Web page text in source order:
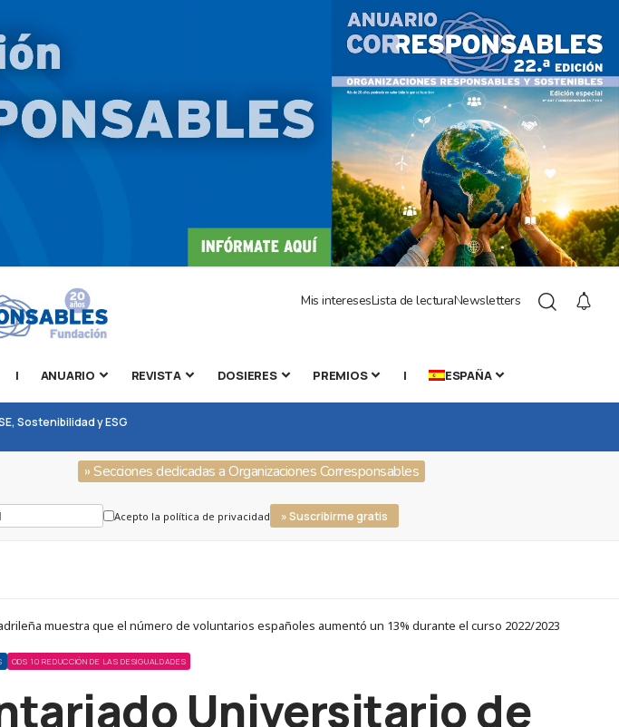
Mis interesesLista de lecturaNewsletters
| ANUARIO REVISTA DOSIERES PREMIOS | ESPAÑA
Sostenibilidad y ESG
» Secciones dedicadas a Organizaciones Corresponsables
Acepto la política de privacidad » Suscribirme gratis
muestra que el número de voluntarios españoles aumentó un 13% durante el curso 2022/2023
ODS 10 REDUCCIÓN DE LAS DESIGUALDADES
Universitario de